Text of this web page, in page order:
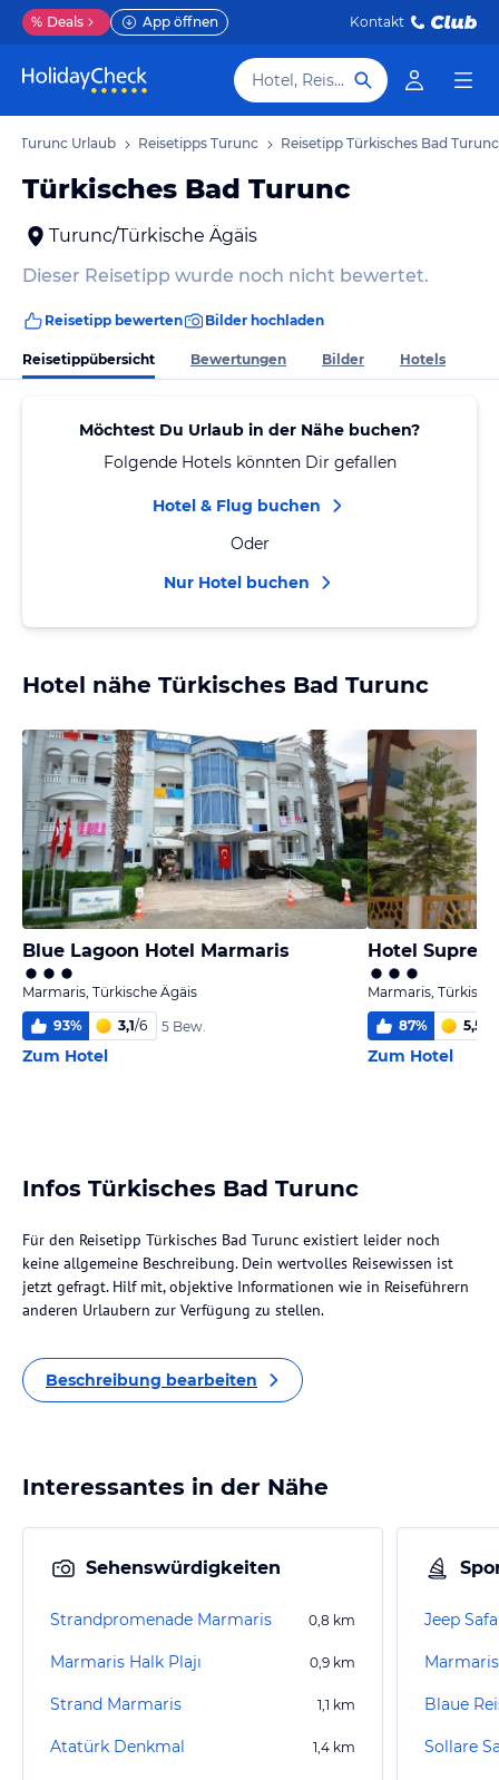
% Deals App öffnen Kontakt
Hotel, Reiseziel
Turunc Urlaub Reisetipps Turunc Reisetipp Türkisches Bad Turunc
Türkisches Bad Turunc
Turunc/Türkische Ägäis
Dieser Reisetipp wurde noch nicht bewertet.
Reisetipp bewerten Bilder hochladen
Reisetippübersicht Bewertungen Bilder Hotels
Möchtest Du Urlaub in der Nähe buchen?
Folgende Hotels könnten Dir gefallen
Hotel & Flug buchen
Oder
Nur Hotel buchen
Hotel nähe Türkisches Bad Turunc
Blue Lagoon Hotel Marmaris
Marmaris, Türkische Ägäis
93% 3,1/6 5 Bew.
Zum Hotel
Hotel
Marmaris,
87% 5,5
Zum Hotel
Infos Türkisches Bad Turunc
Für den Reisetipp Türkisches Bad Turunc existiert leider noch
keine allgemeine Beschreibung. Dein wertvolles Reisewissen ist
jetzt gefragt. Hilf mit, objektive Informationen wie in Reiseführern
anderen Urlaubern zur Verfügung zu stellen.
Beschreibung bearbeiten
Interessantes in der Nähe
Sehenswürdigkeiten
Strandpromenade Marmaris 0,8 km
Marmaris Halk Plajı 0,9 km
Strand Marmaris 1,1 km
Atatürk Denkmal 1,4 km
Jeep
Blaue
Sollare